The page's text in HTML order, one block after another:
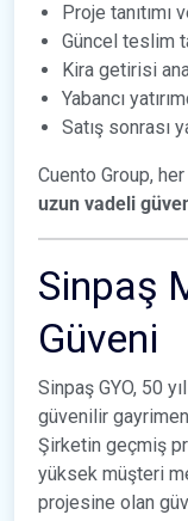
Proje
Güncel teslim
Kira getirisi
Yabancı
Satış sonrası
Cuento Group,
uzun vadeli
Sinpaş
Güveni
Sinpaş GYO, 50
güvenilir
Şirketin geçmiş
yüksek müşteri
projesine olan